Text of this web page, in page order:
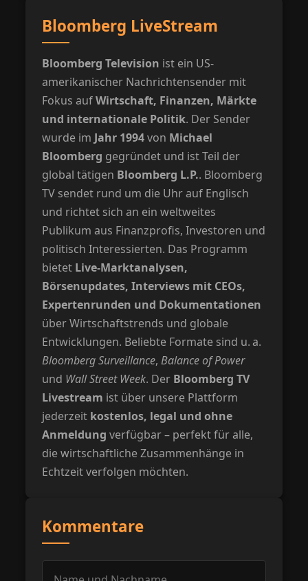
Bloomberg LiveStream
Bloomberg Television ist ein US-
amerikanischer Nachrichtensender mit
Fokus aufWirtschaft, Finanzen, Märkte
und internationale Politik. Der Sender
wurde im Jahr 1994von Michael
Bloomberg gegründet und ist Teil der
global tätigen Bloomberg L.P.. Bloomberg
TV sendet rund um die Uhr auf Englisch
und richtet sich an ein weltweites
Publikum aus Finanzprofis, Investoren und
politisch Interessierten. Das Programm
bietet Live-Marktanalysen,
Börsenupdates, Interviews mit CEOs,
Expertenrunden und Dokumentationen
über Wirtschaftstrends und globale
Entwicklungen. Beliebte Formate sind u. a.
Bloomberg Surveillance,Balance of Power
und Wall Street Week. Der Bloomberg TV
Livestream ist über unsere Plattform
jederzeit kostenlos, legal und ohne
Anmeldung verfügbar – perfekt für alle,
die wirtschaftliche Zusammenhänge in
Echtzeit verfolgen möchten.
Kommentare